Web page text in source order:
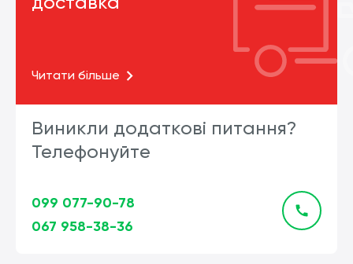
Читати більше
Виникли додаткові питання?
Телефонуйте
099 077-90-78
067 958-38-36